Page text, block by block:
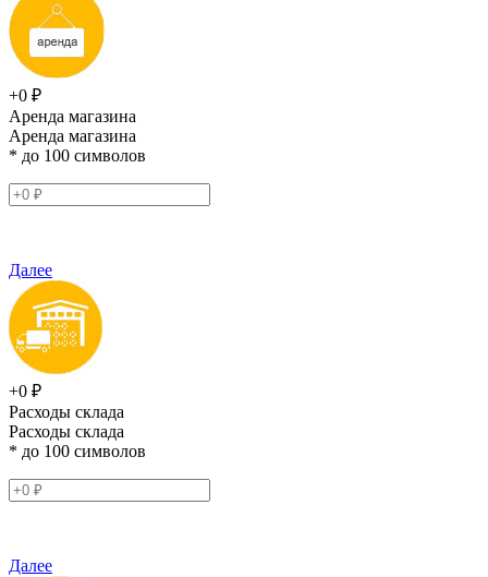
+0 ₽
Аренда магазина
Аренда магазина
* до 100 символов
Далее
+0 ₽
Расходы склада
Расходы склада
* до 100 символов
Далее